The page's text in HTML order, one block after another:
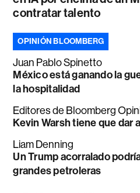
contratar talento
OPINIÓN BLOOMBERG
Juan Pablo Spinetto
México está ganando la
la hospitalidad
Editores de Bloomberg
Kevin Warsh tiene que dar
Liam Denning
Un Trump acorralado
grandes petroleras